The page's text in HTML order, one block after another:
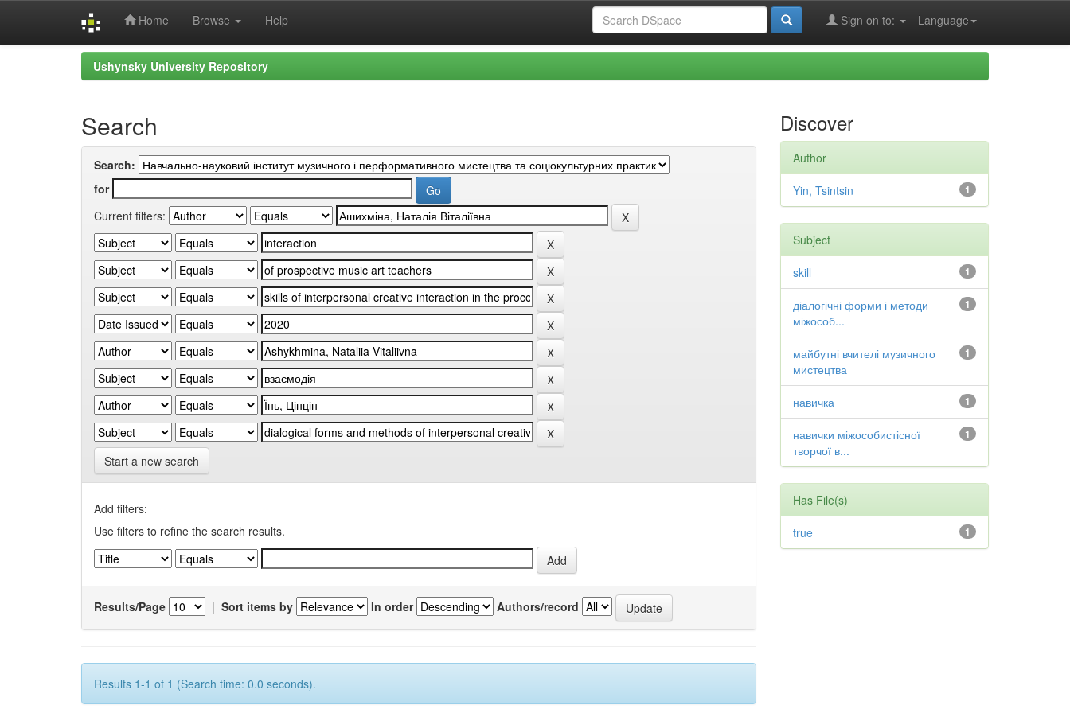
Home Browse Help Language
Sign on to:
Ushynsky University Repository
Search
Search:
for
Current filters:
Start a new search
Add filters:
Use filters to refine the search results.
Results/Page | Sort items by In order Authors/record
Results 1-1 of 1 (Search time: 0.0 seconds).
Discover
Author
1
Yin, Tsintsin
Subject
1
skill
1
діалогічні форми і методи
міжособ...
1
майбутні вчителі музичного
мистецтва
1
навичка
1
навички міжособистісної
творчої в...
Has File(s)
1
true